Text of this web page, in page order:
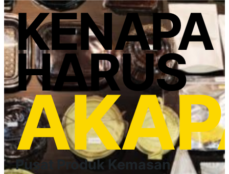
KENAPA
HARUS
Pusat Produk Kemasan